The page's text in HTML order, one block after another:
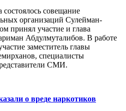
совещание
организаций Сулейман-
принял участие и глава
Абдулмуталибов. В работе
заместитель главы
специалисты
СМИ.
о вреде наркотиков